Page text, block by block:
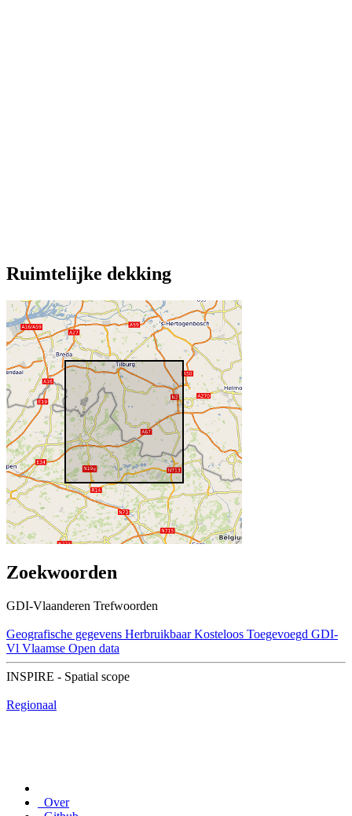
Ruimtelijke dekking
Zoekwoorden
GDI-Vlaanderen Trefwoorden
Geografische gegevens Herbruikbaar Kosteloos Toegevoegd GDI-
Vl Vlaamse Open data
INSPIRE - Spatial scope
Regionaal
Over